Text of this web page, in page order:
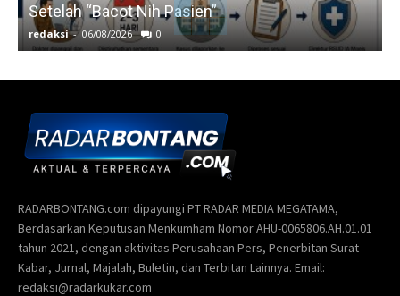
Setelah “Bacot Nih Pasien”
redaksi - 06/08/2026 0
RADARBONTANG.com dipayungi PT RADAR MEDIA MEGATAMA,
Berdasarkan Keputusan Menkumham Nomor AHU-0065806.AH.01.01
tahun 2021, dengan aktivitas Perusahaan Pers, Penerbitan Surat
Kabar, Jurnal, Majalah, Buletin, dan Terbitan Lainnya. Email:
redaksi@radarkukar.com